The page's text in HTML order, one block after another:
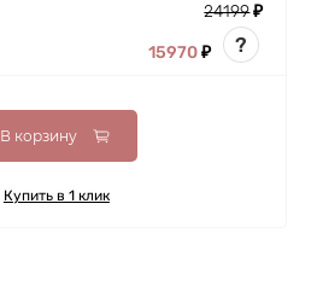
24199₽
15970₽ ?
В корзину
Купить в 1 клик